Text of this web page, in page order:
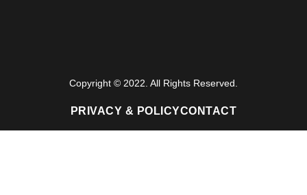
Copyright © 2022. All Rights Reserved.
PRIVACY & POLICYCONTACT